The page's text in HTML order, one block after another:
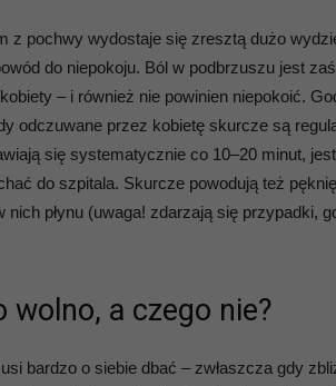
z pochwy wydostaje się zresztą dużo
do niepokoju. Ból w podbrzuszu jest
– i również nie powinien niepokoić.
odczuwane przez kobietę skurcze są
się systematycznie co 10–20 minut,
do szpitala. Skurcze powodują też
nich płynu (uwaga! zdarzają się przypadki,
wolno, a czego nie?
bardzo o siebie dbać – zwłaszcza gdy